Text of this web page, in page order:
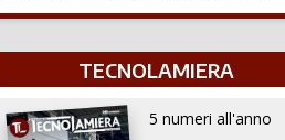
TECNOLAMIERA
5 numeri all'anno